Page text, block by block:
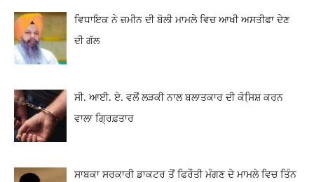
ਵਿਧਾਇਕ ਨੇ ਜ਼ਮੀਨ ਦੀ ਬੋਲੀ ਮਾਮਲੇ ਵਿਚ ਆਖੀ ਅਸਤੀਫਾ ਦੇਣ
ਦੀ ਗੱਲ
ਸੀ. ਆਈ. ਏ. ਵਲੋਂ ਲੜਕੀ ਨਾਲ ਬਲਾਤਕਾਰ ਦੀ ਕੋਸਿ਼ਸ਼ ਕਰਨ
ਵਾਲਾ ਗ੍ਰਿਫ਼ਤਾਰ
ਸਾਬਕਾ ਸਰਕਾਰੀ ਡਾਕਟਰ ਤੋਂ ਫਿਰੌਤੀ ਮੰਗਣ ਦੇ ਮਾਮਲੇ ਵਿਚ ਤਿੰਨ